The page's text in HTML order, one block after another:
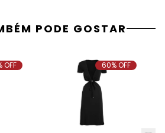
PODE GOSTAR
OFF 60% OFF